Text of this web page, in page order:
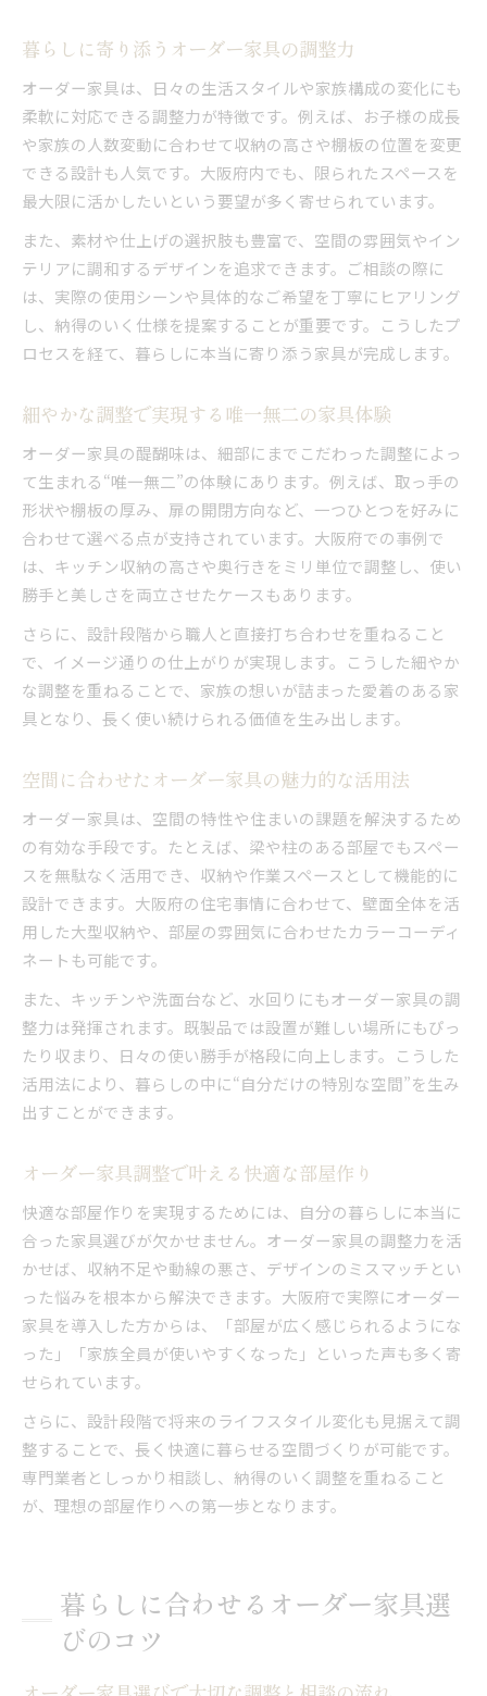
リメイクや調整で長く愛せる家具へ進化
納得できる調整を求めるならオーダー家具
オーダー家具調整で細部まで納得の仕上がり
注文から調整まで安心のサポート体制
評判を活かしたオーダー家具調整のコツ
ニーズに応える調整で理想の家具を実現
オーダー家具調整がもたらす安心感とは
機能とデザイン性両立の秘訣を解説
オーダー家具調整で機能と美しさを両立
評判の高い業者が実践する調整ノウハウ
家具調整で使い勝手と見た目を最適化
暮らしに寄り添うオーダー家具の調整力
オーダー家具は、日々の生活スタイルや家族構成の変化にも
柔軟に対応できる調整力が特徴です。例えば、お子様の成長
や家族の人数変動に合わせて収納の高さや棚板の位置を変更
できる設計も人気です。大阪府内でも、限られたスペースを
最大限に活かしたいという要望が多く寄せられています。
また、素材や仕上げの選択肢も豊富で、空間の雰囲気やイン
テリアに調和するデザインを追求できます。ご相談の際に
は、実際の使用シーンや具体的なご希望を丁寧にヒアリング
し、納得のいく仕様を提案することが重要です。こうしたプ
ロセスを経て、暮らしに本当に寄り添う家具が完成します。
細やかな調整で実現する唯一無二の家具体験
オーダー家具の醍醐味は、細部にまでこだわった調整によっ
て生まれる“唯一無二”の体験にあります。例えば、取っ手の
形状や棚板の厚み、扉の開閉方向など、一つひとつを好みに
合わせて選べる点が支持されています。大阪府での事例で
は、キッチン収納の高さや奥行きをミリ単位で調整し、使い
勝手と美しさを両立させたケースもあります。
さらに、設計段階から職人と直接打ち合わせを重ねること
で、イメージ通りの仕上がりが実現します。こうした細やか
な調整を重ねることで、家族の想いが詰まった愛着のある家
具となり、長く使い続けられる価値を生み出します。
空間に合わせたオーダー家具の魅力的な活用法
オーダー家具は、空間の特性や住まいの課題を解決するため
の有効な手段です。たとえば、梁や柱のある部屋でもスペー
スを無駄なく活用でき、収納や作業スペースとして機能的に
設計できます。大阪府の住宅事情に合わせて、壁面全体を活
用した大型収納や、部屋の雰囲気に合わせたカラーコーディ
ネートも可能です。
また、キッチンや洗面台など、水回りにもオーダー家具の調
整力は発揮されます。既製品では設置が難しい場所にもぴっ
たり収まり、日々の使い勝手が格段に向上します。こうした
活用法により、暮らしの中に“自分だけの特別な空間”を生み
出すことができます。
オーダー家具調整で叶える快適な部屋作り
快適な部屋作りを実現するためには、自分の暮らしに本当に
合った家具選びが欠かせません。オーダー家具の調整力を活
かせば、収納不足や動線の悪さ、デザインのミスマッチとい
った悩みを根本から解決できます。大阪府で実際にオーダー
家具を導入した方からは、「部屋が広く感じられるようにな
った」「家族全員が使いやすくなった」といった声も多く寄
せられています。
さらに、設計段階で将来のライフスタイル変化も見据えて調
整することで、長く快適に暮らせる空間づくりが可能です。
専門業者としっかり相談し、納得のいく調整を重ねること
が、理想の部屋作りへの第一歩となります。
暮らしに合わせるオーダー家具選
びのコツ